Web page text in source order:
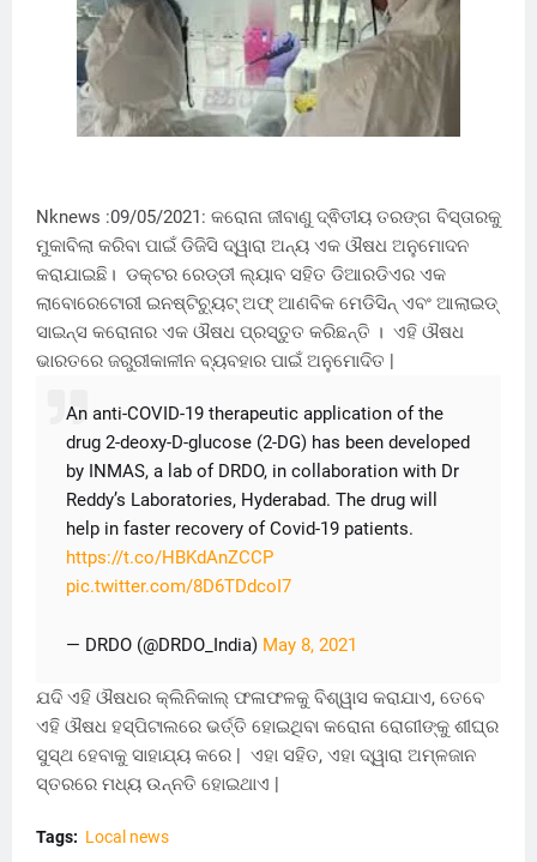
Nknews :09/05/2021: କରୋନା ଜୀବାଣୁ ଦ୍ଵିତୀୟ ତରଙ୍ଗ ବିସ୍ତାରକୁ
ମୁକାବିଲା କରିବା ପାଇଁ ଡିଜିସି ଦ୍ୱାରା ଅନ୍ୟ ଏକ ଔଷଧ ଅନୁମୋଦନ
କରାଯାଇଛି। ଡକ୍ଟର ରେଡ୍ଡୀ ଲ୍ୟାବ ସହିତ ଡିଆରଡିଏର ଏକ
ଲାବୋରେଟୋରୀ ଇନଷ୍ଟିଚ୍ୟୁଟ୍ ଅଫ୍ ଆଣବିକ ମେଡିସିନ୍ ଏବଂ ଆଲାଇଡ୍
ସାଇନ୍ସ କରୋନାର ଏକ ଔଷଧ ପ୍ରସ୍ତୁତ କରିଛନ୍ତି । ଏହି ଔଷଧ
ଭାରତରେ ଜରୁରୀକାଳୀନ ବ୍ୟବହାର ପାଇଁ ଅନୁମୋଦିତ |
An anti-COVID-19 therapeutic application of the
drug 2-deoxy-D-glucose (2-DG) has been developed
by INMAS, a lab of DRDO, in collaboration with Dr
Reddy’s Laboratories, Hyderabad. The drug will
help in faster recovery of Covid-19 patients.
https://t.co/HBKdAnZCCP
pic.twitter.com/8D6TDdcoI7
— DRDO (@DRDO_India) May 8, 2021
ଯଦି ଏହି ଔଷଧର କ୍ଲିନିକାଲ୍ ଫଳାଫଳକୁ ବିଶ୍ୱାସ କରାଯାଏ, ତେବେ
ଏହି ଔଷଧ ହସ୍ପିଟାଲରେ ଭର୍ତ୍ତି ହୋଇଥିବା କରୋନା ରୋଗୀଙ୍କୁ ଶୀଘ୍ର
ସୁସ୍ଥ ହେବାକୁ ସାହାଯ୍ୟ କରେ | ଏହା ସହିତ, ଏହା ଦ୍ୱାରା ଅମ୍ଳଜାନ
ସ୍ତରରେ ମଧ୍ୟ ଉନ୍ନତି ହୋଇଥାଏ |
Tags: Local news